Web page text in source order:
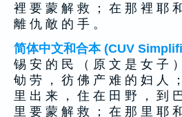
裡 要 蒙 解 救 ； 在 那 裡 耶
離 仇 敵 的 手 。
简体中文和合本 (CUV
锡 安 的 民 （ 原 文 是 女 子
劬 劳 ， 彷 佛 产 难 的 妇 人
里 出 来 ， 住 在 田 野 ， 到
里 要 蒙 解 救 ； 在 那 里 耶